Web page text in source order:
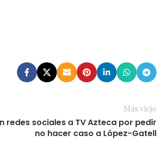
Más viejo
redes sociales a TV Azteca por pedir
no hacer caso a López-Gatell